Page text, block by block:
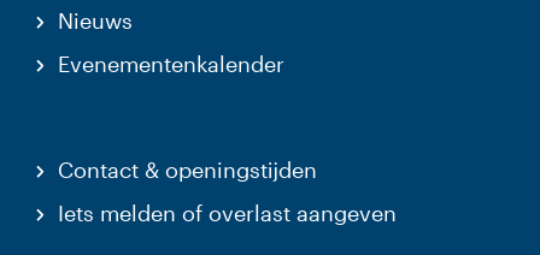
Nieuws
Evenementenkalender
Contact & openingstijden
Iets melden of overlast aangeven